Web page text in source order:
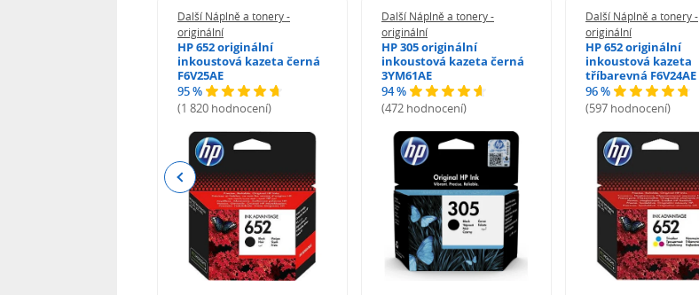
Další Náplně a tonery -
originální
HP 652 originální
inkoustová kazeta černá
F6V25AE
95 %
(1 820 hodnocení)
Další Náplně a tonery -
originální
HP 305 originální
inkoustová kazeta černá
3YM61AE
94 %
(472 hodnocení)
Další Náplně a tonery -
originální
HP 652 originální
inkoustová kazeta
tříbarevná F6V24AE
96 %
(597 hodnocení)
Previous